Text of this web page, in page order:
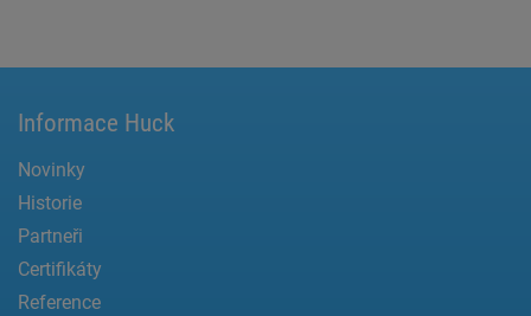
Informace Huck
Novinky
Historie
Partneři
Certifikáty
Reference